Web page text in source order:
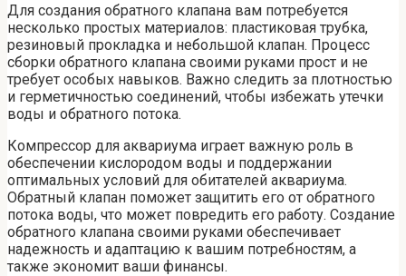
Для создания обратного клапана вам потребуется
несколько простых материалов: пластиковая трубка,
резиновый прокладка и небольшой клапан. Процесс
сборки обратного клапана своими руками прост и не
требует особых навыков. Важно следить за плотностью
и герметичностью соединений, чтобы избежать утечки
воды и обратного потока.
Компрессор для аквариума играет важную роль в
обеспечении кислородом воды и поддержании
оптимальных условий для обитателей аквариума.
Обратный клапан поможет защитить его от обратного
потока воды, что может повредить его работу. Создание
обратного клапана своими руками обеспечивает
надежность и адаптацию к вашим потребностям, а
также экономит ваши финансы.